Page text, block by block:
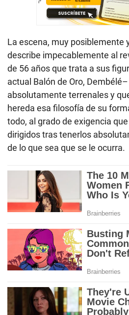
La escena, muy posiblemente
describe impecablemente al
de 56 años que trata a sus
actual Balón de Oro,
absolutamente terrenales y
hereda esa filosofía de su
todo, al grado de exigencia
dirigidos tras tenerlos
de lo que sea que se le ocurra.